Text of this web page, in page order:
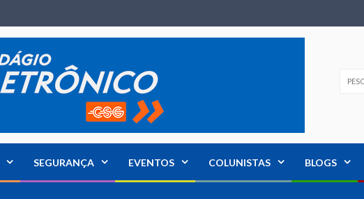
SEGURANÇA EVENTOS COLUNISTAS BLOGS